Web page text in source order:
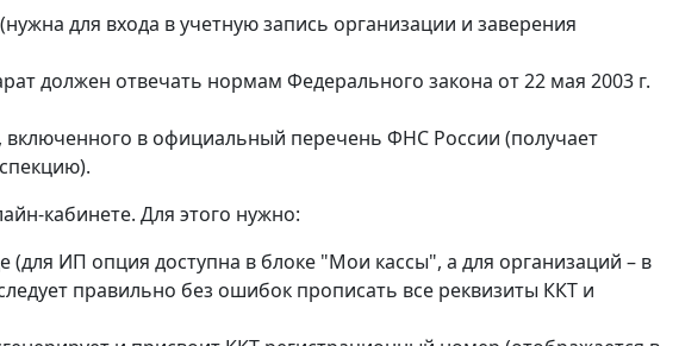
для входа в учетную запись организации и заверения
должен отвечать нормам Федерального закона от 22 мая 2003 г.
в официальный перечень ФНС России (получает
кабинете. Для этого нужно:
(для ИП опция доступна в блоке "Мои кассы", а для организаций – в
правильно без ошибок прописать все реквизиты ККТ и